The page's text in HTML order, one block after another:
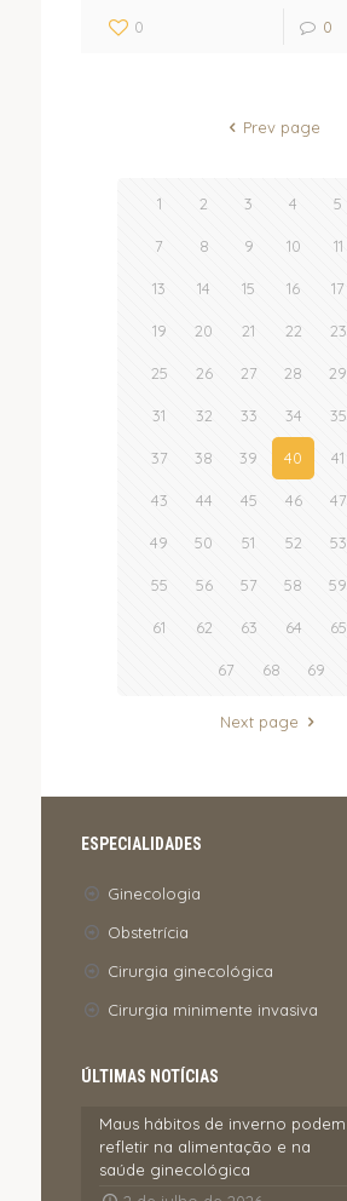
0 0
Prev page
1 2 3 4 5
7 8 9 10 11
13 14 15 16 17
19 20 21 22 23
25 26 27 28 29
31 32 33 34 35
37 38 39 40 41
43 44 45 46 47
49 50 51 52 53
55 56 57 58 59
61 62 63 64 65
67 68 69
Next page
ESPECIALIDADES
Ginecologia
Obstetrícia
Cirurgia ginecológica
Cirurgia minimente invasiva
ÚLTIMAS NOTÍCIAS
Maus hábitos de inverno podem
refletir na alimentação e na
saúde ginecológica